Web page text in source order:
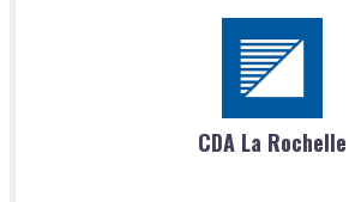
CDA La Rochelle